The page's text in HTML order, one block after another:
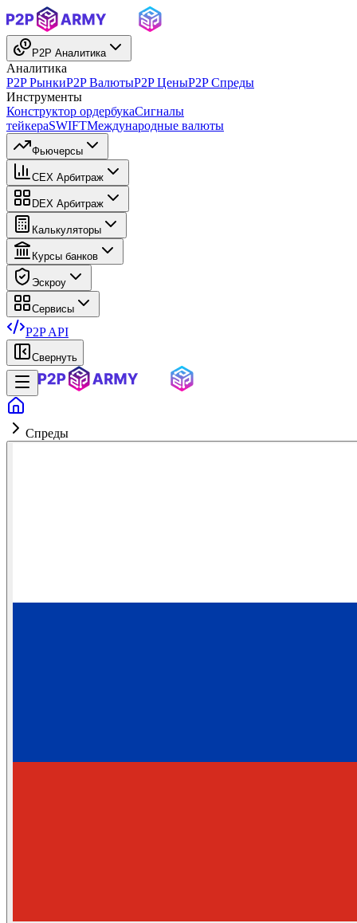
P2P Аналитика
Аналитика
P2P РынкиP2P ВалютыP2P ЦеныP2P Спреды
Инструменты
Конструктор ордербукаСигналы
тейкераSWIFTМеждународные валюты
Фьючерсы
CEX Арбитраж
DEX Арбитраж
Калькуляторы
Курсы банков
Эскроу
Сервисы
P2P API
Свернуть
Спреды